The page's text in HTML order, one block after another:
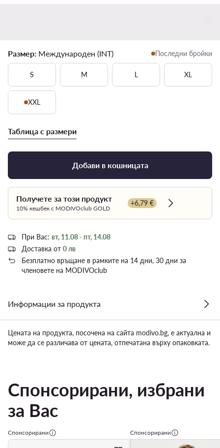
Размер: Международен (INT) Последни бройки
S M L XL
XXL
Таблица с размери
Добави в кошницата
Получете за този продукт
10% кешбек с MODIVOclub GOLD
+6,79 €
Dowiedz się
При Вас: вт, 11.08 - пт, 14.08
Доставка от 0 лв
Безплатно връщане в рамките на 14 дни, 30 дни за
членовете на MODIVOclub
Информации за продукта
Цената на продукта, посочена на сайта modivo.bg, е актуална и
може да се различава от цената, отпечатана върху опаковката.
Спонсорирани, избрани
за Вас
Спонсорирани Спонсорирани